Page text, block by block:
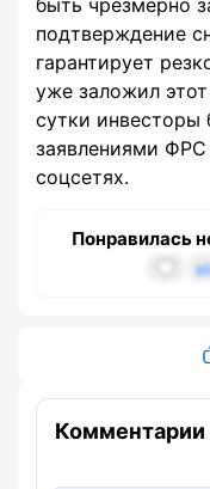
быть чрезмерно
подтверждение
гарантирует
уже заложил
сутки инвесторы
заявлениями
соцсетях.
Понравилась
Комментарии